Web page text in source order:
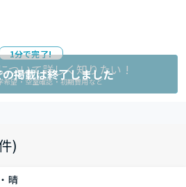
1分で完了!
ついて詳しく知りたい !
希望・空室確認・初期費用など
掲載は終了しました
)
晴